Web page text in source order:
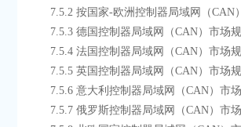
7.5.2 按国家-欧洲控制器局域网（
7.5.3 德国控制器局域网（CAN）市
7.5.4 法国控制器局域网（CAN）市
7.5.5 英国控制器局域网（CAN）市
7.5.6 意大利控制器局域网（CAN）
7.5.7 俄罗斯控制器局域网（CAN）